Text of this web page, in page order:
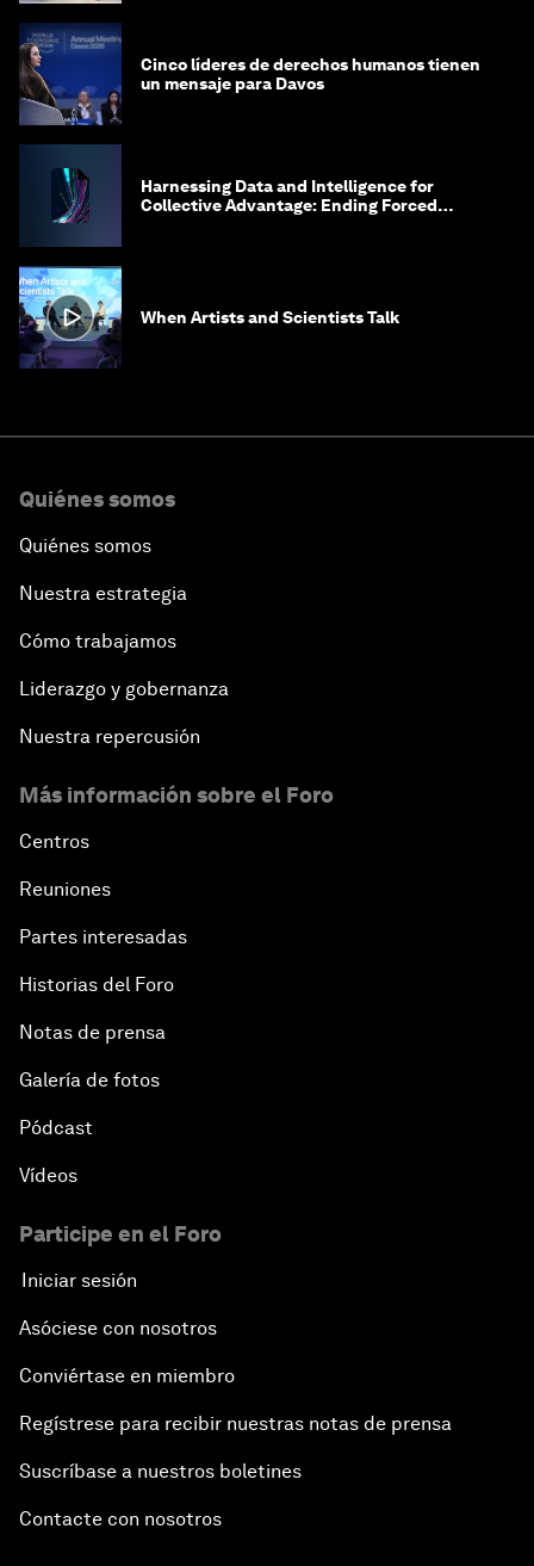
Cinco líderes de derechos humanos tienen
un mensaje para Davos
Harnessing Data and Intelligence for
Collective Advantage: Ending Forced
When Artists and Scientists Talk
Quiénes somos
Quiénes somos
Nuestra estrategia
Cómo trabajamos
Liderazgo y gobernanza
Nuestra repercusión
Más información sobre el Foro
Centros
Reuniones
Partes interesadas
Historias del Foro
Notas de prensa
Galería de fotos
Pódcast
Vídeos
Participe en el Foro
Iniciar sesión
Asóciese con nosotros
Conviértase en miembro
Regístrese para recibir nuestras notas de prensa
Suscríbase a nuestros boletines
Contacte con nosotros